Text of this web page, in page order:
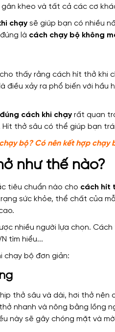
kheo và tất cả các cơ
chạy sẽ giúp bạn có nhiều
là cách chạy bộ không
thấy rằng cách hít thở khi
điều xảy ra phổ biến với hầu
cách khi chạy rất quan
thở sâu có thể giúp bạn
bộ? Có nên kết hợp chạy
như thế nào?
tiêu chuẩn nào cho cách hít
sức khỏe, thể chất của
chạy bộ đơn giản:
thở sâu và dài, hơi thở
nhanh và nông bằng lồng
này sẽ gây chóng mặt và